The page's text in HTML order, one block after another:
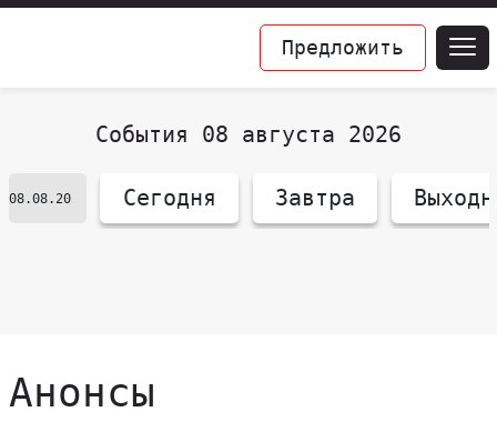
Предложить
События 08 августа 2026
Сегодня Завтра
Анонсы